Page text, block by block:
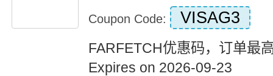
Coupon Code: VISAG3
FARFETCH优惠码，订单最
Expires on 2026-09-23